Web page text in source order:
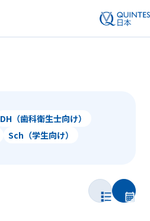
DH（歯科衛生士向け）
Sch（学生向け）